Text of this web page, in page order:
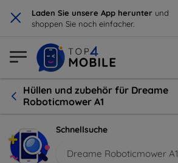
× Laden Sie unsere App herunter und
shoppen Sie noch einfacher.
Hüllen und zubehör für Dreame
Roboticmower A1
Schnellsuche
Dreame Roboticmower A1